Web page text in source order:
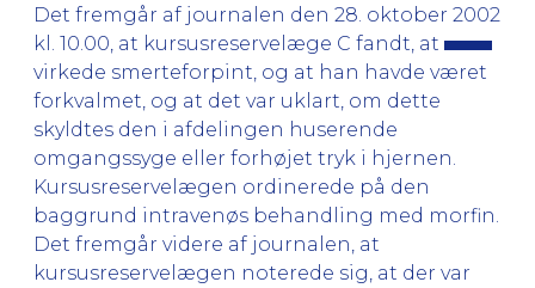
Det fremgår af journalen den 28. oktober 2002
kl. 10.00, at kursusreservelæge C fandt, at
virkede smerteforpint, og at han havde været
forkvalmet, og at det var uklart, om dette
skyldtes den i afdelingen huserende
omgangssyge eller forhøjet tryk i hjernen.
Kursusreservelægen ordinerede på den
baggrund intravenøs behandling med morfin.
Det fremgår videre af journalen, at
kursusreservelægen noterede sig, at der var